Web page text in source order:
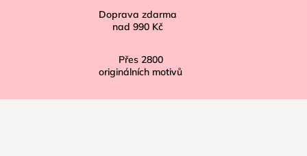
Doprava zdarma
nad 990 Kč
Přes 2800
originálních motivů